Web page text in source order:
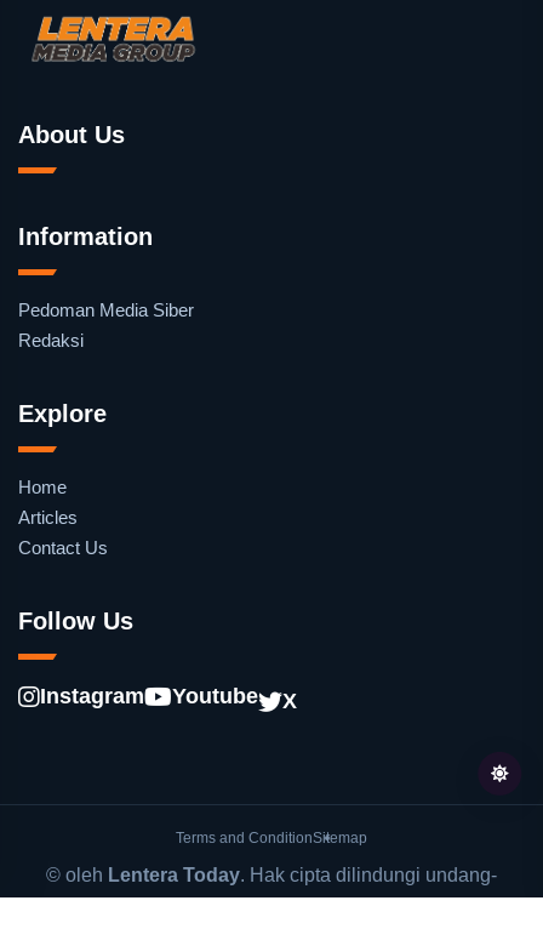
About Us
Information
Pedoman Media Siber
Redaksi
Explore
Home
Articles
Contact Us
Follow Us
Instagram Youtube X
Terms and ConditionSitemap
© oleh Lentera Today. Hak cipta dilindungi undang-